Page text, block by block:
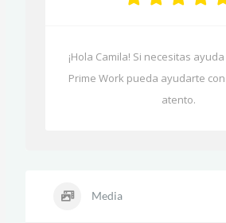
¡Hola Camila! Si necesitas
Prime Work pueda ayudarte
atento.
Media